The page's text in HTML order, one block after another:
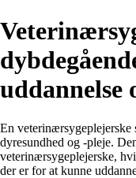
uddannelse
En
dyresundhed og -pleje.
veterinærsygeplejerske,
der er for at kunne